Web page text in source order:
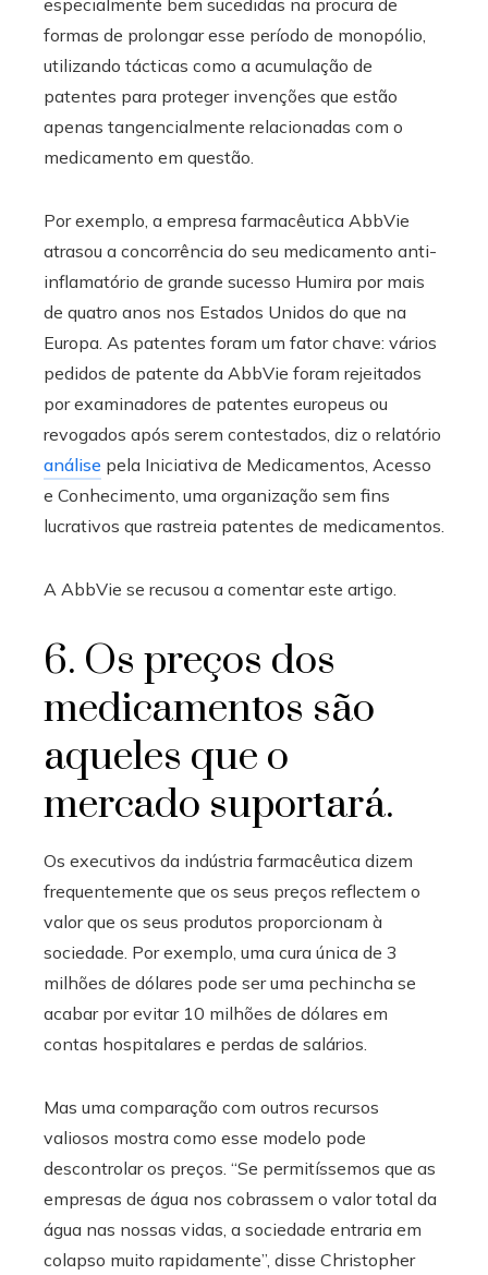
especialmente bem sucedidas na procura de
formas de prolongar esse período de monopólio,
utilizando tácticas como a acumulação de
patentes para proteger invenções que estão
apenas tangencialmente relacionadas com o
medicamento em questão.
Por exemplo, a empresa farmacêutica AbbVie
atrasou a concorrência do seu medicamento anti-
inflamatório de grande sucesso Humira por mais
de quatro anos nos Estados Unidos do que na
Europa. As patentes foram um fator chave: vários
pedidos de patente da AbbVie foram rejeitados
por examinadores de patentes europeus ou
revogados após serem contestados, diz o relatório
análise pela Iniciativa de Medicamentos, Acesso
e Conhecimento, uma organização sem fins
lucrativos que rastreia patentes de medicamentos.
A AbbVie se recusou a comentar este artigo.
6. Os preços dos
medicamentos são
aqueles que o
mercado suportará.
Os executivos da indústria farmacêutica dizem
frequentemente que os seus preços reflectem o
valor que os seus produtos proporcionam à
sociedade. Por exemplo, uma cura única de 3
milhões de dólares pode ser uma pechincha se
acabar por evitar 10 milhões de dólares em
contas hospitalares e perdas de salários.
Mas uma comparação com outros recursos
valiosos mostra como esse modelo pode
descontrolar os preços. “Se permitíssemos que as
empresas de água nos cobrassem o valor total da
água nas nossas vidas, a sociedade entraria em
colapso muito rapidamente”, disse Christopher